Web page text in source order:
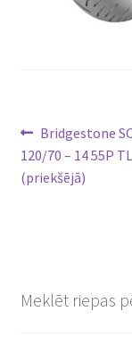
Ziņu
izvēlne
Previous
post:
Bridgestone
120/70 – 14 55P TL
(priekšējā)
Meklēt riepas